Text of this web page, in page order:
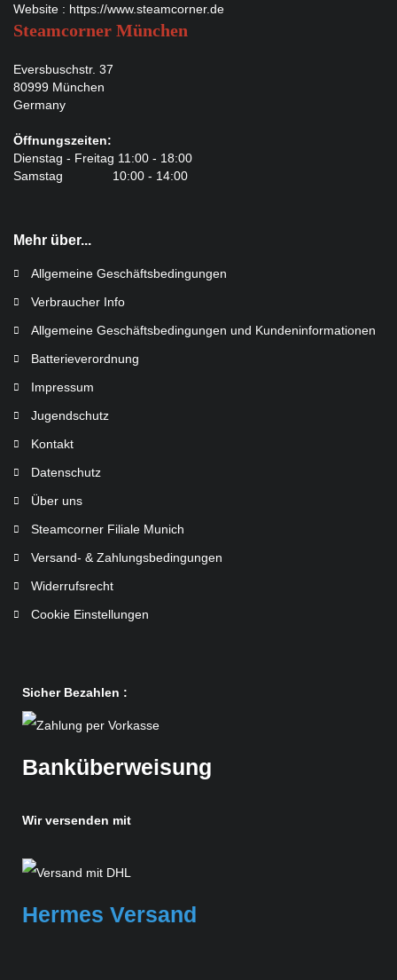
Website : https://www.steamcorner.de
Steamcorner München
Eversbuschstr. 37
80999 München
Germany
Öffnungszeiten:
Dienstag - Freitag 11:00 - 18:00
Samstag 10:00 - 14:00
Mehr über...
Allgemeine Geschäftsbedingungen
Verbraucher Info
Allgemeine Geschäftsbedingungen und Kundeninformationen
Batterieverordnung
Impressum
Jugendschutz
Kontakt
Datenschutz
Über uns
Steamcorner Filiale Munich
Versand- & Zahlungsbedingungen
Widerrufsrecht
Cookie Einstellungen
Sicher Bezahlen :
Banküberweisung
Wir versenden mit
Hermes Versand